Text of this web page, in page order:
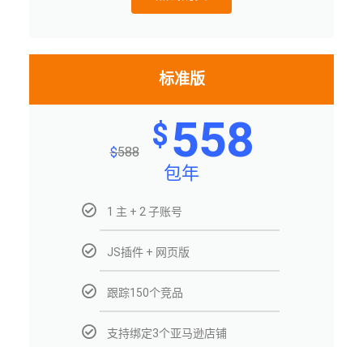
标准版
$588 $558
包年
1 主 + 2 子账号
JS插件 + 网页版
跟踪150个竞品
支持绑定3个亚马逊店铺